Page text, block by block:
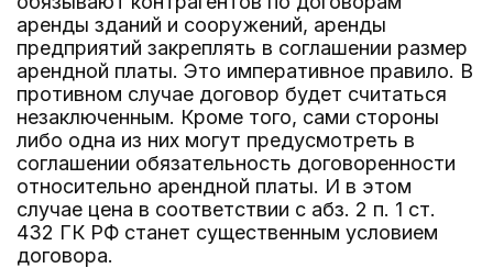
аренды зданий и сооружений, аренды
предприятий закреплять в соглашении размер
арендной платы. Это императивное правило. В
противном случае договор будет считаться
незаключенным. Кроме того, сами стороны
либо одна из них могут предусмотреть в
соглашении обязательность договоренности
относительно арендной платы. И в этом
случае цена в соответствии с абз. 2 п. 1 ст.
432 ГК РФ станет существенным условием
договора.